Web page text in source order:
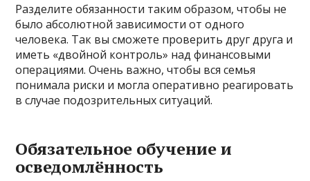
Разделите обязанности таким образом, чтобы не
было абсолютной зависимости от одного
человека. Так вы сможете проверить друг друга и
иметь «двойной контроль» над финансовыми
операциями. Очень важно, чтобы вся семья
понимала риски и могла оперативно реагировать
в случае подозрительных ситуаций.
Обязательное обучение и
осведомлённость